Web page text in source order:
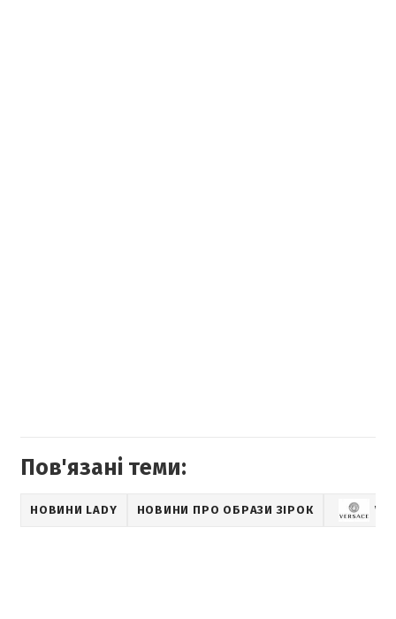
Пов'язані теми:
НОВИНИ LADY НОВИНИ ПРО ОБРАЗИ ЗІРОК